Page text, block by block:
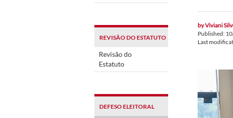
REVISÃO DO ESTATUTO
Revisão do
Estatuto
DEFESO ELEITORAL
byViviani
Published:
Last